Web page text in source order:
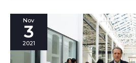
Nov
3
2021
Andrea
Cancellato,
directeur
l’ADI